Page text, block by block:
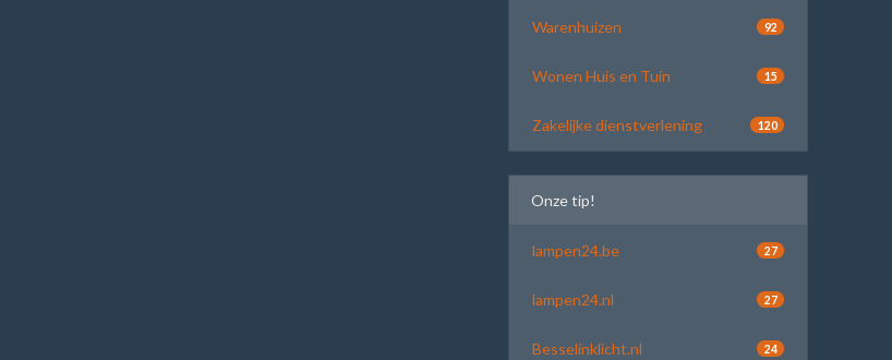
Warenhuizen 92
Wonen Huis en Tuin 15
Zakelijke dienstverlening 120
Onze tip!
lampen24.be 27
lampen24.nl 27
Besselinklicht.nl 24